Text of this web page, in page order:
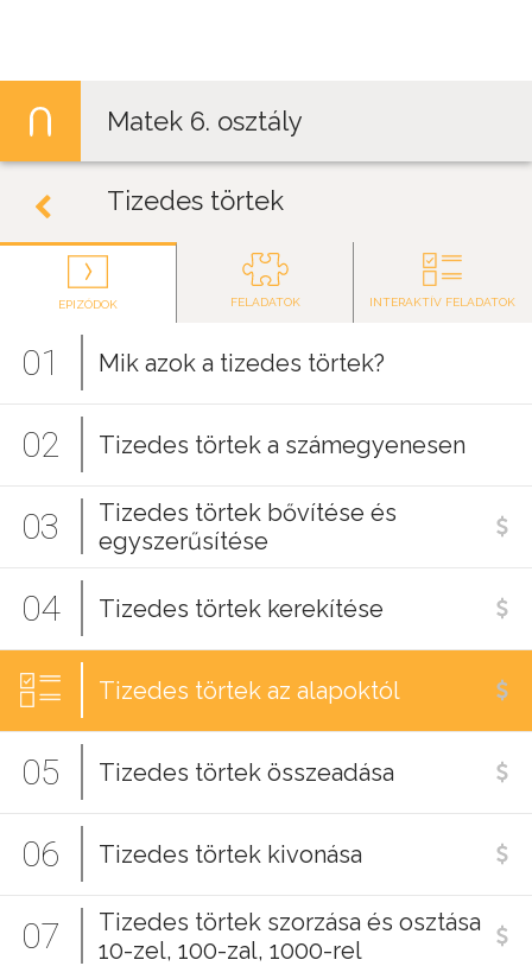
Matek 6. osztály
Tizedes törtek
EPIZÓDOK FELADATOK INTERAKTÍV FELADATOK
01 Mik azok a tizedes törtek?
02 Tizedes törtek a számegyenesen
03
Tizedes törtek bővítése és
egyszerűsítése
04 Tizedes törtek kerekítése
Tizedes törtek az alapoktól
05 Tizedes törtek összeadása
06 Tizedes törtek kivonása
07
Tizedes törtek szorzása és osztása
10-zel, 100-zal, 1000-rel